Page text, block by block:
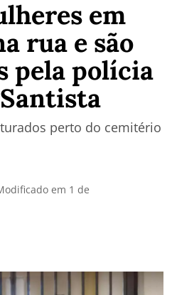
em
rua e são
pela polícia
perto do cemitério
em 1 de